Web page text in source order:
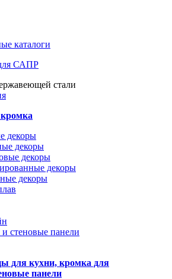
каталоги
САПР
декоры
декоры
декоры
декоры
декоры
для кухни, кромка для
панели